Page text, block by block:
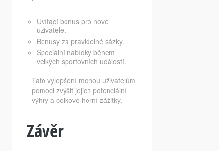
Uvítací bonus pro nové
uživatele.
Bonusy za pravidelné sázky.
Speciální nabídky během
velkých sportovních událostí.
Tato vylepšení mohou uživatelům
pomoci zvýšit jejich potenciální
výhry a celkové herní zážitky.
Závěr